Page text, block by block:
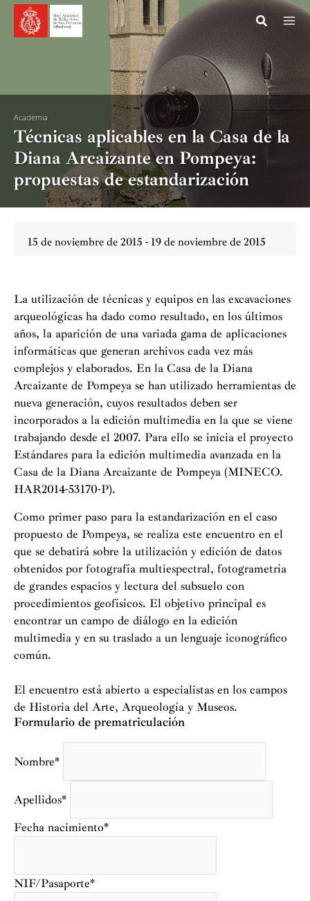
Academia
Técnicas aplicables en la Casa de la
Diana Arcaizante en Pompeya:
propuestas de estandarización
15 de noviembre de 2015 - 19 de noviembre de 2015
La utilización de técnicas y equipos en las excavaciones
arqueológicas ha dado como resultado, en los últimos
años, la aparición de una variada gama de aplicaciones
informáticas que generan archivos cada vez más
complejos y elaborados. En la Casa de la Diana
Arcaizante de Pompeya se han utilizado herramientas de
nueva generación, cuyos resultados deben ser
incorporados a la edición multimedia en la que se viene
trabajando desde el 2007. Para ello se inicia el proyecto
Estándares para la edición multimedia avanzada en la
Casa de la Diana Arcaizante de Pompeya (MINECO.
HAR2014-53170-P).
Como primer paso para la estandarización en el caso
propuesto de Pompeya, se realiza este encuentro en el
que se debatirá sobre la utilización y edición de datos
obtenidos por fotografía multiespectral, fotogrametría
de grandes espacios y lectura del subsuelo con
procedimientos geofísicos. El objetivo principal es
encontrar un campo de diálogo en la edición
multimedia y en su traslado a un lenguaje iconográfico
común.
El encuentro está abierto a especialistas en los campos
de Historia del Arte, Arqueología y Museos.
Formulario de prematriculación
Nombre*
Apellidos*
Fecha nacimiento*
NIF/Pasaporte*